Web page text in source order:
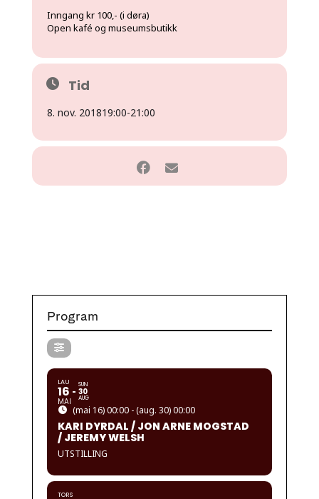
Inngang kr 100,- (i døra)
Open kafé og museumsbutikk
Tid
8. nov. 201819:00-21:00
Program
LAU
16
MAI
SUN
30
AUG
(mai 16) 00:00 - (aug. 30) 00:00
KARI DYRDAL / JON ARNE MOGSTAD
/ JEREMY WELSH
UTSTILLING
TORS